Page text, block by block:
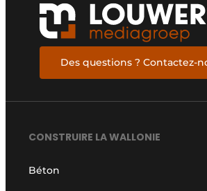
Des questions ? Contactez-
CONSTRUIRE LA WALLONIE
Béton